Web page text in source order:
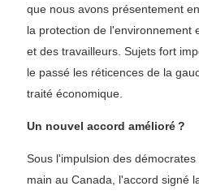
que nous avons présentement
la protection de l'environnement
et des travailleurs. Sujets fort
le passé les réticences de la
traité économique.
Un nouvel accord amélioré ?
Sous l'impulsion des
main au Canada, l'accord signé